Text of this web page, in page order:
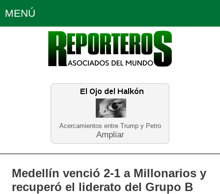
Acercamientos entre Trump y Petro
Ampliar
MENÚ
Política Opinión Bogotá Internacionales
Deportes Económicas
Medellín venció 2-1 a Millonarios y
recuperó el liderato del Grupo B